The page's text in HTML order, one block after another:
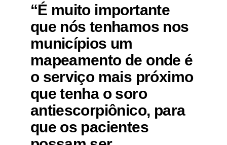
“É muito importante
que nós tenhamos nos
municípios um
mapeamento de onde é
o serviço mais próximo
que tenha o soro
antiescorpiônico, para
que os pacientes